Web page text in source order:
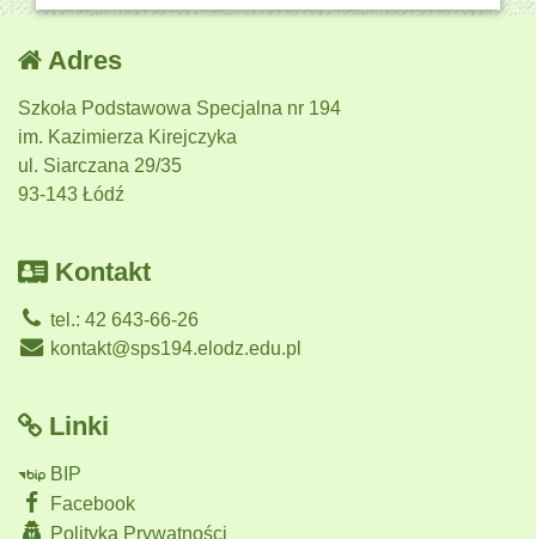
Adres
Szkoła Podstawowa Specjalna nr 194
im. Kazimierza Kirejczyka
ul. Siarczana 29/35
93-143 Łódź
Kontakt
tel.: 42 643-66-26
kontakt@sps194.elodz.edu.pl
Linki
BIP
Facebook
Polityka Prywatności